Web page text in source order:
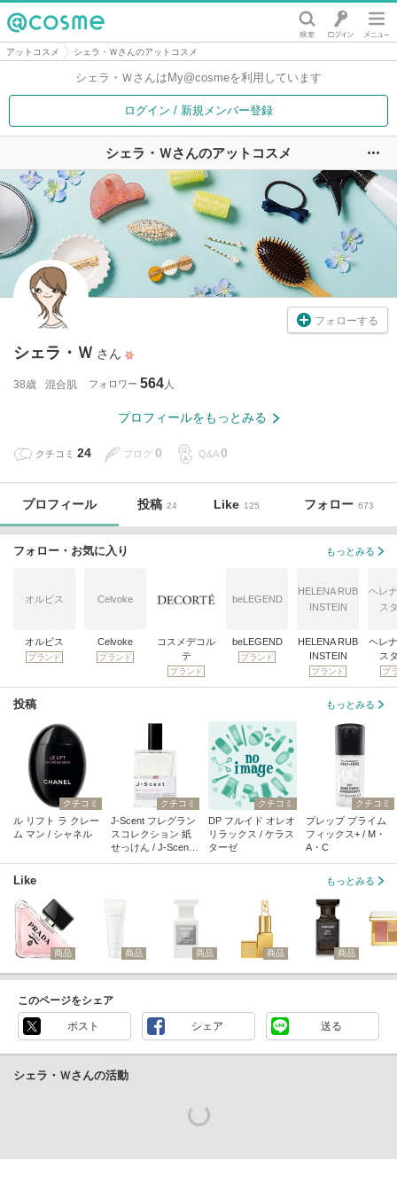
@cosme
アットコスメ シェラ・Ｗさんのアットコスメ
シェラ・Ｗさんは My@cosmeを利用しています
ログイン / 新規メンバー登録
シェラ・Ｗさんのアットコスメ
フォローする
シェラ・Ｗ さん
38歳 混合肌 フォロワー 564
プロフィールをもっとみる
クチコミ 24 ブログ 0 Q&A 0
プロフィール 投稿 24 Like 125 フォロー 673
フォロー・お気に入り もっとみる
オルビス
オルビス
ブランド
Celvoke
Celvoke
ブランド
コスメデコル
テ
ブランド
beLEGEND
beLEGEND
ブランド
HELENA RUB
INSTEIN
HELENA RUB
INSTEIN
ブランド
ヘレ
ス
ヘレ
ス
ブ
投稿 もっとみる
クチコミ
ル リフト ラ クレー
ム マン / シャネル
クチコミ
J-Scent フレグラン
スコレクション 紙
せっけん / J-Scent
クチコミ
DP フルイド オレオ
リラックス / ケラス
ターゼ
クチコミ
プレップ プライム
フィックス+ / M・
A・C
Like もっとみる
商品 商品 商品 商品 商品
このページをシェア
ポスト シェア 送る
シェラ・Ｗさんの活動